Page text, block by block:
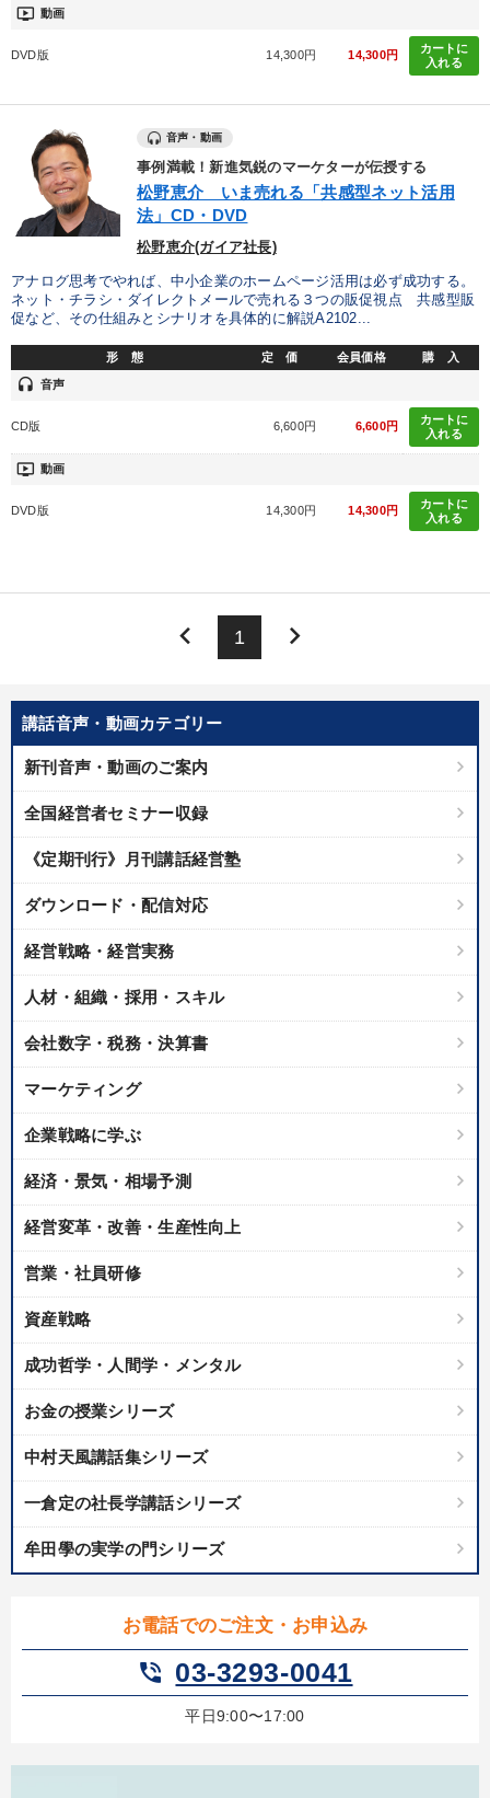
講話音声・動画カテゴリー
新刊音声・動画のご案内
全国経営者セミナー収録
《定期刊行》月刊講話経営塾
ダウンロード・配信対応
経営戦略・経営実務
人材・組織・採用・スキル
会社数字・税務・決算書
マーケティング
企業戦略に学ぶ
経済・景気・相場予測
経営変革・改善・生産性向上
営業・社員研修
資産戦略
成功哲学・人間学・メンタル
お金の授業シリーズ
中村天風講話集シリーズ
一倉定の社長学講話シリーズ
牟田學の実学の門シリーズ
お電話でのご注文・お申込み
phone_in_talk 03-3293-0041
平日9:00〜17:00
ondemand_video 動画
DVD版 14,300円 14,300円
カートに
入れる
音声・動画
事例満載！新進気鋭のマーケターが伝授する
松野恵介 いま売れる「共感型ネット活用
法」CD・DVD
松野恵介(ガイア社長)
アナログ思考でやれば、中小企業のホームページ活用は必ず成功する。
ネット・チラシ・ダイレクトメールで売れる３つの販促視点 共感型販
促など、その仕組みとシナリオを具体的に解説A2102...
形 態 定 価 会員価格 購 入
headset 音声
CD版 6,600円 6,600円
カートに
入れる
ondemand_video 動画
DVD版 14,300円 14,300円
カートに
入れる
keyboard_arrow_left 1 keyboard_arrow_right